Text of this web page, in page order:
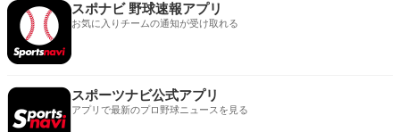
スポナビ 野球速報アプリ
お気に入りチームの通知が受け取れる
スポーツナビ公式アプリ
アプリで最新のプロ野球ニュースを見る